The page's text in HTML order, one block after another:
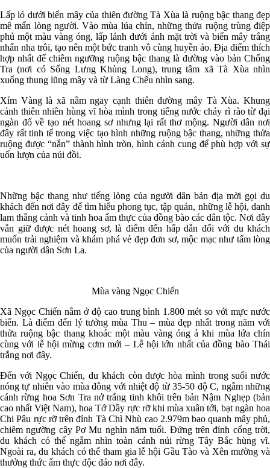
Lấp ló dưới biển mây của thiên đường Tà Xùa là ruộng bậc thang đẹp
mê mẩn lòng người. Vào mùa lúa chín, những thửa ruộng trùng điệp
phủ một màu vàng óng, lấp lánh dưới ánh mặt trời và biển mây trắng
nhẩn nha trôi, tạo nên một bức tranh vô cùng huyền ảo. Địa điểm thích
hợp nhất để chiêm ngưỡng ruộng bậc thang là đường vào bản Chống
Tra (nơi có Sống Lưng Khủng Long), trung tâm xã Tà Xùa nhìn
xuống thung lũng mây và từ Làng Chếu nhìn sang.
Xím Vàng là xã nằm ngay cạnh thiên đường mây Tà Xùa. Khung
cảnh thiên nhiên hùng vĩ hòa mình trong tiếng nước chảy rì rào từ đại
ngàn đổ về tạo nét hoang sơ nhưng lại rất thơ mộng. Người dân nơi
đây rất tinh tế trong việc tạo hình những ruộng bậc thang, những thửa
ruộng được “nắn” thành hình tròn, hình cánh cung để phù hợp với sự
uốn lượn của núi đồi.
Những bậc thang như tiếng lòng của người dân bản địa mời gọi du
khách đến nơi đây để tìm hiểu phong tục, tập quán, những lễ hội, danh
lam thắng cảnh và tinh hoa ẩm thực của đồng bào các dân tộc. Nơi đây
vẫn giữ được nét hoang sơ, là điểm đến hấp dẫn đối với du khách
muốn trải nghiệm và khám phá vẻ đẹp đơn sơ, mộc mạc như tấm lòng
của người dân Sơn La.
Mùa vàng Ngọc Chiến
Xã Ngọc Chiến nằm ở độ cao trung bình 1.800 mét so với mực nước
biển. Là điểm đến lý tưởng mùa Thu – mùa đẹp nhất trong năm với
thửa ruộng bậc thang khoác một màu vàng óng ả khi mùa lứa chín
cùng với lễ hội mừng cơm mới – Lễ hội lớn nhất của đồng bào Thái
trắng nơi đây.
Đến với Ngọc Chiến, du khách còn được hòa mình trong suối nước
nóng tự nhiên vào mùa đông với nhiệt độ từ 35-50 độ C, ngắm những
cánh rừng hoa Sơn Tra nở trắng tinh khôi trên bản Nậm Nghẹp (bản
cao nhất Việt Nam), hoa Tớ Dầy rực rỡ khi mùa xuân tới, bạt ngàn hoa
Chi Pâu rực rỡ trên đỉnh Tà Chì Nhù cao 2.979m bao quanh mây phủ,
chiêm ngưỡng cây Pơ Mu nghìn năm tuổi. Đứng trên đỉnh cổng trời,
du khách có thể ngắm nhìn toàn cảnh núi rừng Tây Bắc hùng vĩ.
Ngoài ra, du khách có thể tham gia lễ hội Gầu Tào và Xên mường và
thưởng thức ẩm thực độc đáo nơi đây.